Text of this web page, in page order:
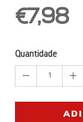
€7,98
Quantidade
1